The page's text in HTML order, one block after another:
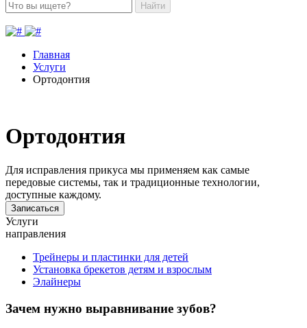
Найти
Главная
Услуги
Ортодонтия
Ортодонтия
Для исправления прикуса мы применяем как самые
передовые системы, так и традиционные технологии,
доступные каждому.
Записаться
Услуги
направления
Трейнеры и пластинки для детей
Установка брекетов детям и взрослым
Элайнеры
Зачем нужно выравнивание зубов?